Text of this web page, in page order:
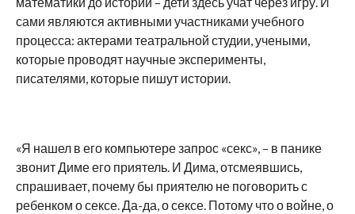
сами являются активными участниками учебного
процесса: актерами театральной студии, учеными,
которые проводят научные эксперименты,
писателями, которые пишут истории.
«Я нашел в его компьютере запрос «секс», – в панике
звонит Диме его приятель. И Дима, отсмеявшись,
спрашивает, почему бы приятелю не поговорить с
ребенком о сексе. Да-да, о сексе. Потому что о войне, о